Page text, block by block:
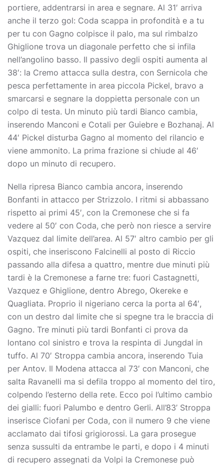
portiere, addentrarsi in area e segnare. Al 31′ arriva
anche il terzo gol: Coda scappa in profondità e a tu
per tu con Gagno colpisce il palo, ma sul rimbalzo
Ghiglione trova un diagonale perfetto che si infila
nell’angolino basso. Il passivo degli ospiti aumenta al
38′: la Cremo attacca sulla destra, con Sernicola che
pesca perfettamente in area piccola Pickel, bravo a
smarcarsi e segnare la doppietta personale con un
colpo di testa. Un minuto più tardi Bianco cambia,
inserendo Manconi e Cotali per Guiebre e Bozhanaj. Al
44′ Pickel disturba Gagno al momento del rilancio e
viene ammonito. La prima frazione si chiude al 46′
dopo un minuto di recupero.
Nella ripresa Bianco cambia ancora, inserendo
Bonfanti in attacco per Strizzolo. I ritmi si abbassano
rispetto ai primi 45′, con la Cremonese che si fa
vedere al 50′ con Coda, che però non riesce a servire
Vazquez dal limite dell’area. Al 57′ altro cambio per gli
ospiti, che inseriscono Falcinelli al posto di Riccio
passando alla difesa a quattro, mentre due minuti più
tardi è la Cremonese a farne tre: fuori Castagnetti,
Vazquez e Ghiglione, dentro Abrego, Okereke e
Quagliata. Proprio il nigeriano cerca la porta al 64′,
con un destro dal limite che si spegne tra le braccia di
Gagno. Tre minuti più tardi Bonfanti ci prova da
lontano col sinistro e trova la respinta di Jungdal in
tuffo. Al 70′ Stroppa cambia ancora, inserendo Tuia
per Antov. Il Modena attacca al 73′ con Manconi, che
salta Ravanelli ma si defila troppo al momento del tiro,
colpendo l’esterno della rete. Ecco poi l’ultimo cambio
dei gialli: fuori Palumbo e dentro Gerli. All’83’ Stroppa
inserisce Ciofani per Coda, con il numero 9 che viene
acclamato dai tifosi grigiorossi. La gara prosegue
senza sussulti da entrambe le parti, e dopo i 4 minuti
di recupero assegnati da Volpi la Cremonese può